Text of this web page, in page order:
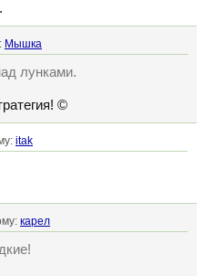
Мышка
лунками.
©
itak
кaрел